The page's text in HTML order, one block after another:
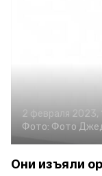
2 февраля 2023,
Фото: Фото
Они изъяли